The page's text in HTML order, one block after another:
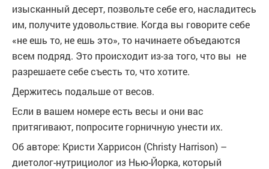
изысканный десерт, позвольте себе его, насладитесь
им, получите удовольствие. Когда вы говорите себе
«не ешь то, не ешь это», то начинаете объедаются
всем подряд. Это происходит из-за того, что вы не
разрешаете себе съесть то, что хотите.
Держитесь подальше от весов.
Если в вашем номере есть весы и они вас
притягивают, попросите горничную унести их.
Об авторе: Кристи Харрисон (Christy Harrison) –
диетолог-нутрициолог из Нью-Йорка, который